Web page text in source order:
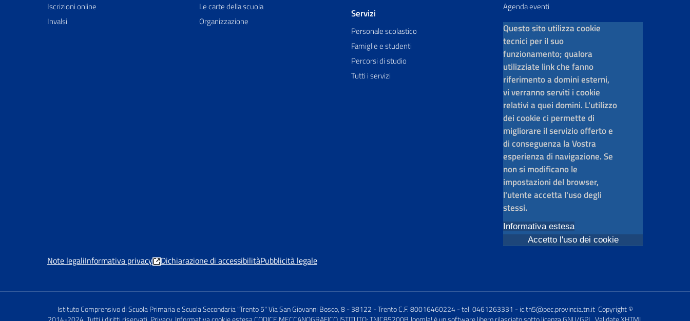
Iscrizioni online
Invalsi
Le carte della scuola
Organizzazione
Servizi
Personale scolastico
Famiglie e studenti
Percorsi di studio
Tutti i servizi
Agenda eventi
Questo sito utilizza cookie
tecnici per il suo
funzionamento; qualora
utilizziate link che fanno
riferimento a domini esterni,
vi verranno serviti i cookie
relativi a quei domini. L'utilizzo
dei cookie ci permette di
migliorare il servizio offerto e
di conseguenza la Vostra
esperienza di navigazione. Se
non si modificano le
impostazioni del browser,
l'utente accetta l'uso degli
stessi.
Informativa estesa
Accetto l'uso dei cookie
Note legaliInformativa privacy Dichiarazione di accessibilitàPubblicità legale
Istituto Comprensivo di Scuola Primaria e Scuola Secondaria "Trento 5" Via San Giovanni Bosco, 8 - 38122 - Trento C.F. 80016460224 - tel. 0461263331 - ic.tn5@pec.provincia.tn.it Copyright ©